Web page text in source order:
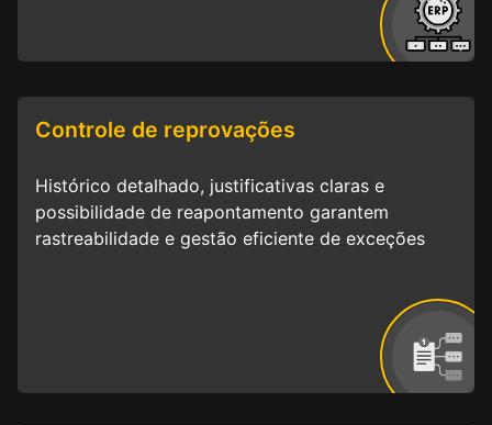
Controle de reprovações
Histórico detalhado, justificativas claras e
possibilidade de reapontamento garantem
rastreabilidade e gestão eficiente de exceções